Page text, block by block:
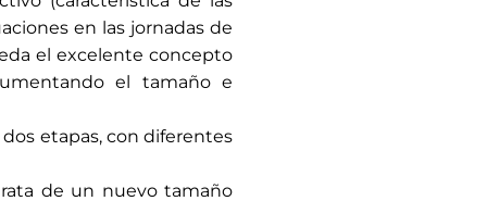
en las jornadas de
el excelente concepto
el tamaño e
etapas, con diferentes
de un nuevo tamaño